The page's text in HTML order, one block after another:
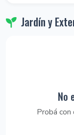
Jardín y
No
Probá